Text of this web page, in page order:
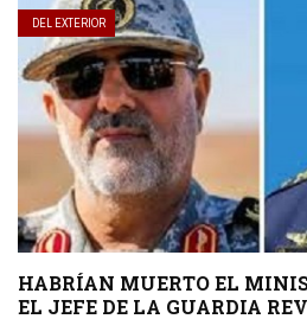
DEL EXTERIOR
HABRÍAN MUERTO EL
EL JEFE DE LA GUARDIA